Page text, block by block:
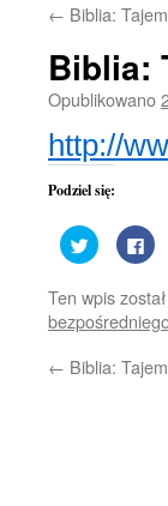
treści
← Biblia:
Biblia:
Opublikowano
http://
Podziel się:
Udostępnij
na
w
nowym
oknie)
aby
w
Ten wpis
← Biblia: